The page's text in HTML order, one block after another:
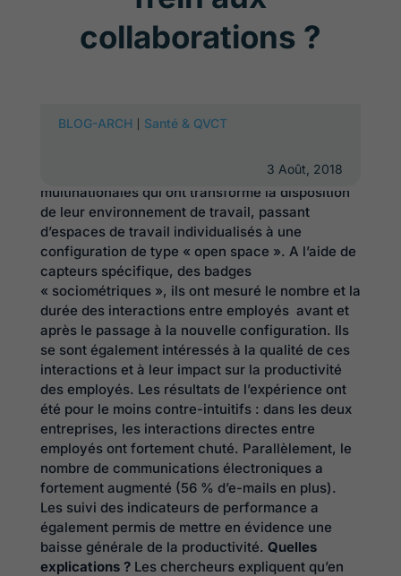
collaborations ?
BLOG-ARCH | Santé & QVCT
3 Août, 2018
Stephen Turbandeux, chercheurs à la Harvard
multinationales qui ont transformé la disposition
de leur environnement de travail, passant
d’espaces de travail individualisés à une
configuration de type « open space ». A l’aide de
capteurs spécifique, des badges
« sociométriques », ils ont mesuré le nombre et la
durée des interactions entre employés avant et
après le passage à la nouvelle configuration. Ils
se sont également intéressés à la qualité de ces
interactions et à leur impact sur la productivité
des employés. Les résultats de l’expérience ont
été pour le moins contre-intuitifs : dans les deux
entreprises, les interactions directes entre
employés ont fortement chuté. Parallèlement, le
nombre de communications électroniques a
fortement augmenté (56 % d’e-mails en plus).
Les suivi des indicateurs de performance a
également permis de mettre en évidence une
baisse générale de la productivité. Quelles
explications ?Les chercheurs expliquent qu’en